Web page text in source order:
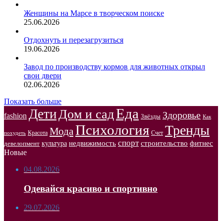
Женщины на Марсе в творческом поиске
25.06.2026
Отдохнуть и перезагрузиться
19.06.2026
Завод по производству кормов для животных открыл
свои двери
02.06.2026
Показать больше
fashion ДетиДом и садЕда Звёзды Здоровье Как
похудеть Красота Мода Психология Счет Тренды
девелопмент культура недвижимость спорт строительство фитнес
Новые
04.08.2026
Одевайся красиво и спортивно
29.07.2026